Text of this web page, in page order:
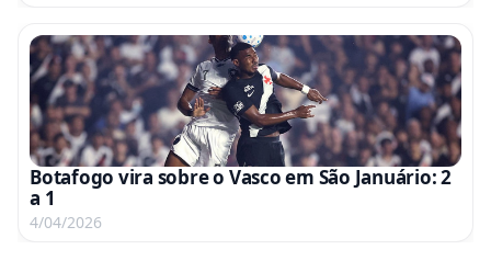
Botafogo vira sobre o Vasco em São Januário: 2
a 1
4/04/2026